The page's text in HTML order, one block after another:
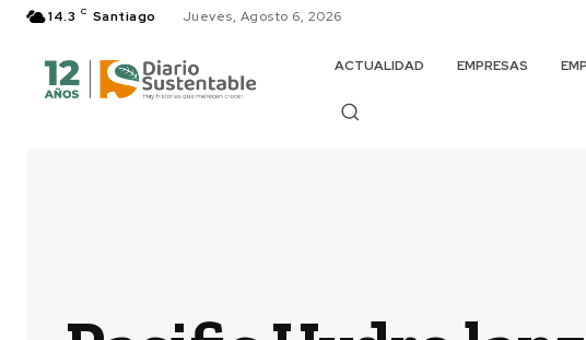
14.3 C Santiago Jueves, Agosto 6, 2026
ACTUALIDAD EMPRESAS